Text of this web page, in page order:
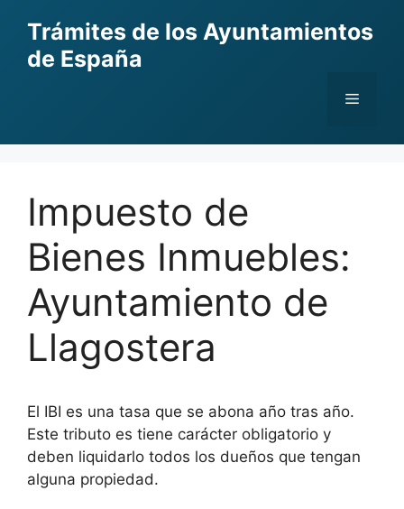
content
Trámites de los Ayuntamientos
de España
Menu
Impuesto de
Bienes Inmuebles:
Ayuntamiento de
Llagostera
El IBI es una tasa que se abona año tras año.
Este tributo es tiene carácter obligatorio y
deben liquidarlo todos los dueños que tengan
alguna propiedad.